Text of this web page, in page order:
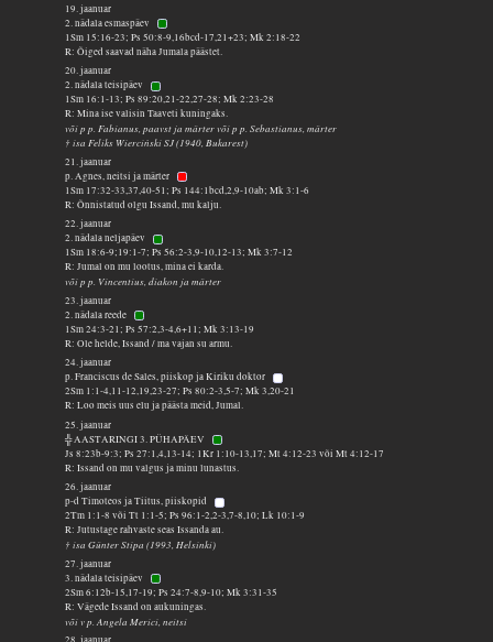
19. jaanuar
2. nädala esmaspäev
1Sm 15:16-23; Ps 50:8-9,16bcd-17,21+23; Mk 2:18-22
R: Õiged saavad näha Jumala päästet.
20. jaanuar
2. nädala teisipäev
1Sm 16:1-13; Ps 89:20,21-22,27-28; Mk 2:23-28
R: Mina ise valisin Taaveti kuningaks.
või p p. Fabianus, paavst ja märter või p p. Sebastianus, märter
† isa Feliks Wierciński SJ (1940, Bukarest)
21. jaanuar
p. Agnes, neitsi ja märter
1Sm 17:32-33,37,40-51; Ps 144:1bcd,2,9-10ab; Mk 3:1-6
R: Õnnistatud olgu Issand, mu kalju.
22. jaanuar
2. nädala neljapäev
1Sm 18:6-9;19:1-7; Ps 56:2-3,9-10,12-13; Mk 3:7-12
R: Jumal on mu lootus, mina ei karda.
või p p. Vincentius, diakon ja märter
23. jaanuar
2. nädala reede
1Sm 24:3-21; Ps 57:2,3-4,6+11; Mk 3:13-19
R: Ole helde, Issand / ma vajan su armu.
24. jaanuar
p. Franciscus de Sales, piiskop ja Kiriku doktor
2Sm 1:1-4,11-12,19,23-27; Ps 80:2-3,5-7; Mk 3,20-21
R: Loo meis uus elu ja päästa meid, Jumal.
25. jaanuar
╬ AASTARINGI 3. PÜHAPÄEV
Js 8:23b-9:3; Ps 27:1,4,13-14; 1Kr 1:10-13,17; Mt 4:12-23 või Mt 4:12-17
R: Issand on mu valgus ja minu lunastus.
26. jaanuar
p-d Timoteos ja Tiitus, piiskopid
2Tm 1:1-8 või Tt 1:1-5; Ps 96:1-2,2-3,7-8,10; Lk 10:1-9
R: Jutustage rahvaste seas Issanda au.
† isa Günter Stipa (1993, Helsinki)
27. jaanuar
3. nädala teisipäev
2Sm 6:12b-15,17-19; Ps 24:7-8,9-10; Mk 3:31-35
R: Vägede Issand on aukuningas.
või v p. Angela Merici, neitsi